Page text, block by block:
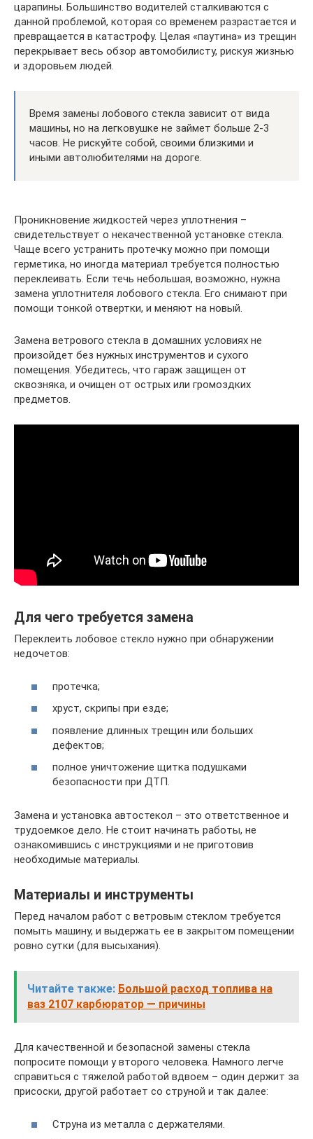
царапины. Большинство водителей сталкиваются с
данной проблемой, которая со временем разрастается и
превращается в катастрофу. Целая «паутина» из трещин
перекрывает весь обзор автомобилисту, рискуя жизнью
и здоровьем людей.
Время замены лобового стекла зависит от вида
машины, но на легковушке не займет больше 2-3
часов. Не рискуйте собой, своими близкими и
иными автолюбителями на дороге.
Проникновение жидкостей через уплотнения –
свидетельствует о некачественной установке стекла.
Чаще всего устранить протечку можно при помощи
герметика, но иногда материал требуется полностью
переклеивать. Если течь небольшая, возможно, нужна
замена уплотнителя лобового стекла. Его снимают при
помощи тонкой отвертки, и меняют на новый.
Замена ветрового стекла в домашних условиях не
произойдет без нужных инструментов и сухого
помещения. Убедитесь, что гараж защищен от
сквозняка, и очищен от острых или громоздких
предметов.
Для чего требуется замена
Переклеить лобовое стекло нужно при обнаружении
недочетов:
протечка;
хруст, скрипы при езде;
появление длинных трещин или больших
дефектов;
полное уничтожение щитка подушками
безопасности при ДТП.
Замена и установка автостекол – это ответственное и
трудоемкое дело. Не стоит начинать работы, не
ознакомившись с инструкциями и не приготовив
необходимые материалы.
Материалы и инструменты
Перед началом работ с ветровым стеклом требуется
помыть машину, и выдержать ее в закрытом помещении
ровно сутки (для высыхания).
Читайте также: Большой расход топлива на
ваз 2107 карбюратор — причины
Для качественной и безопасной замены стекла
попросите помощи у второго человека. Намного легче
справиться с тяжелой работой вдвоем – один держит за
присоски, другой работает со струной и так далее:
Струна из металла с держателями.